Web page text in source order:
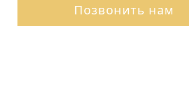
Позвонить нам